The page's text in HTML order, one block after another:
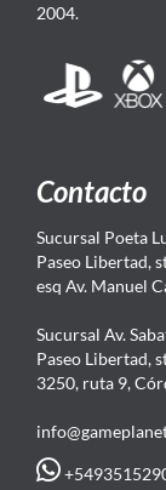
2004.
Contacto
Sucursal Poeta
Paseo Libertad,
esq Av. Manuel
Sucursal Av.
Paseo Libertad,
3250, ruta 9,